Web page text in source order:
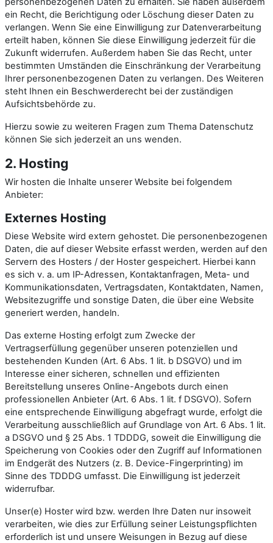
ein Recht, die Berichtigung oder Löschung dieser Daten zu
verlangen. Wenn Sie eine Einwilligung zur Datenverarbeitung
erteilt haben, können Sie diese Einwilligung jederzeit für die
Zukunft widerrufen. Außerdem haben Sie das Recht, unter
bestimmten Umständen die Einschränkung der Verarbeitung
Ihrer personenbezogenen Daten zu verlangen. Des Weiteren
steht Ihnen ein Beschwerderecht bei der zuständigen
Aufsichtsbehörde zu.
Hierzu sowie zu weiteren Fragen zum Thema Datenschutz
können Sie sich jederzeit an uns wenden.
2. Hosting
Wir hosten die Inhalte unserer Website bei folgendem
Anbieter:
Externes Hosting
Diese Website wird extern gehostet. Die personenbezogenen
Daten, die auf dieser Website erfasst werden, werden auf den
Servern des Hosters / der Hoster gespeichert. Hierbei kann
es sich v. a. um IP-Adressen, Kontaktanfragen, Meta- und
Kommunikationsdaten, Vertragsdaten, Kontaktdaten, Namen,
Websitezugriffe und sonstige Daten, die über eine Website
generiert werden, handeln.
Das externe Hosting erfolgt zum Zwecke der
Vertragserfüllung gegenüber unseren potenziellen und
bestehenden Kunden (Art. 6 Abs. 1 lit. b DSGVO) und im
Interesse einer sicheren, schnellen und effizienten
Bereitstellung unseres Online-Angebots durch einen
professionellen Anbieter (Art. 6 Abs. 1 lit. f DSGVO). Sofern
eine entsprechende Einwilligung abgefragt wurde, erfolgt die
Verarbeitung ausschließlich auf Grundlage von Art. 6 Abs. 1 lit.
a DSGVO und § 25 Abs. 1 TDDDG, soweit die Einwilligung die
Speicherung von Cookies oder den Zugriff auf Informationen
im Endgerät des Nutzers (z. B. Device-Fingerprinting) im
Sinne des TDDDG umfasst. Die Einwilligung ist jederzeit
widerrufbar.
Unser(e) Hoster wird bzw. werden Ihre Daten nur insoweit
verarbeiten, wie dies zur Erfüllung seiner Leistungspflichten
erforderlich ist und unsere Weisungen in Bezug auf diese